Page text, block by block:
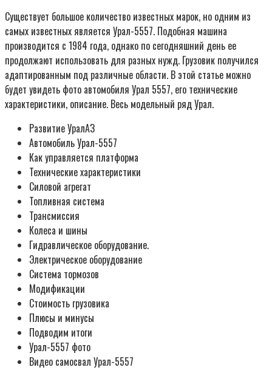
Существует большое количество известных марок, но одним из
самых известных является Урал-5557. Подобная машина
производится с 1984 года, однако по сегодняшний день ее
продолжают использовать для разных нужд. Грузовик получился
адаптированным под различные области. В этой статье можно
будет увидеть фото автомобиля Урал 5557, его технические
характеристики, описание. Весь модельный ряд Урал.
Развитие УралАЗ
Автомобиль Урал-5557
Как управляется платформа
Технические характеристики
Силовой агрегат
Топливная система
Трансмиссия
Колеса и шины
Гидравлическое оборудование.
Электрическое оборудование
Система тормозов
Модификации
Стоимость грузовика
Плюсы и минусы
Подводим итоги
Урал-5557 фото
Видео самосвал Урал-5557